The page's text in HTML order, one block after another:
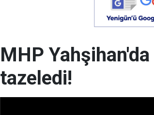
MHP
tazeledi!